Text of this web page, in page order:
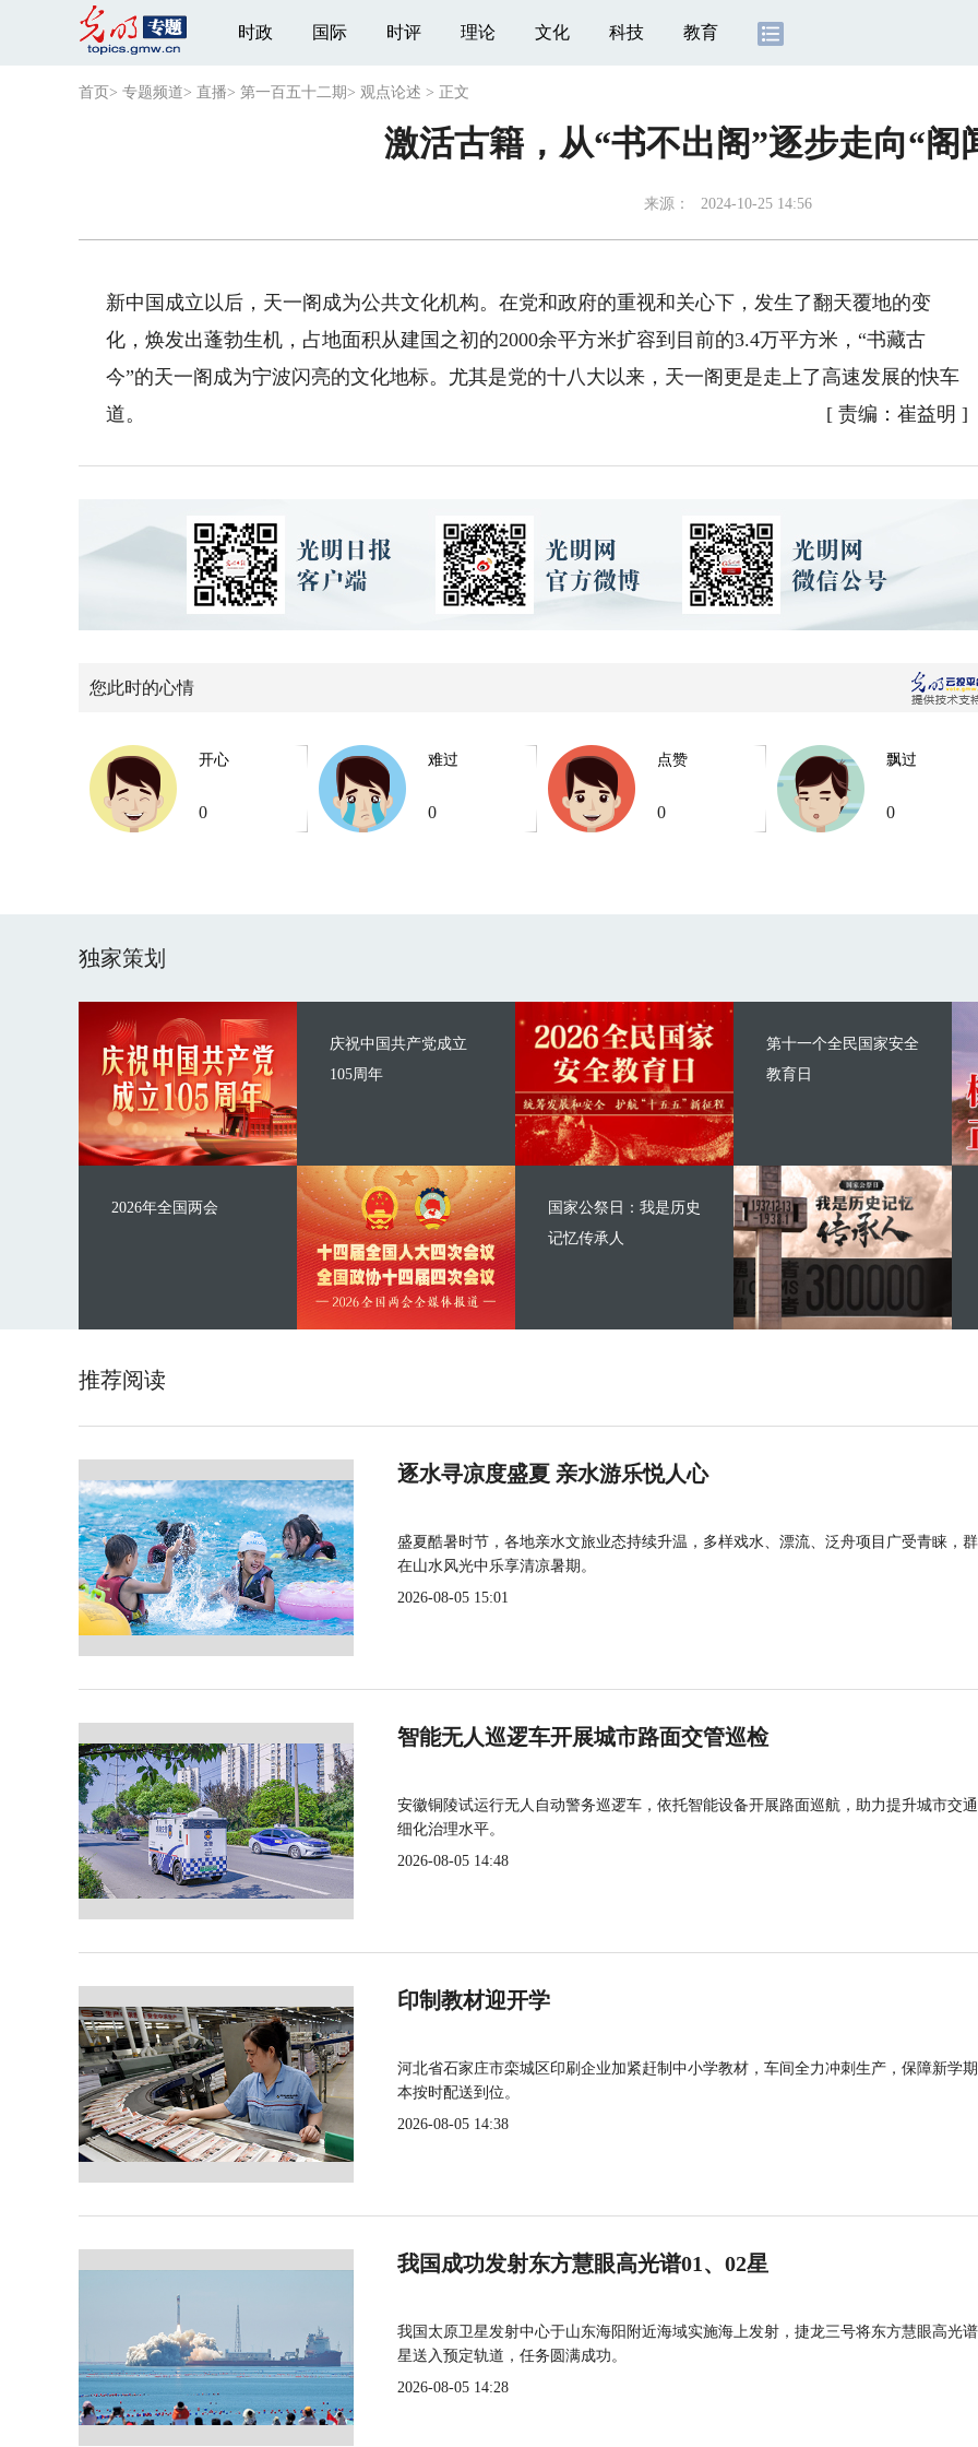
时政 国际 时评 理论 文化 科技 教育
首页 > 专题频道> 直播> 第一百五十二期> 观点论述 > 正文
激活古籍，从“书不出阁”逐步走向“阁
来源： 2024-10-25 14:56
新中国成立以后，天一阁成为公共文化机构。在党和政府的重视和关心下，发生了翻天覆地的变
化，焕发出蓬勃生机，占地面积从建国之初的2000余平方米扩容到目前的3.4万平方米，“书藏古
今”的天一阁成为宁波闪亮的文化地标。尤其是党的十八大以来，天一阁更是走上了高速发展的快车
道。
[ 责编：崔益明 ]
您此时的心情
开心
0
难过
0
点赞
0
飘过
0
独家策划
庆祝中国共产党成立
105周年
2026年全国两会
第十一个全民国家安全
教育日
国家公祭日：我是历史
记忆传承人
推荐阅读
逐水寻凉度盛夏 亲水游乐悦人心
盛夏酷暑时节，各地亲水文旅业态持续升温，多样戏水、漂流、泛舟项目广受青睐，
在山水风光中乐享清凉暑期。
2026-08-05 15:01
智能无人巡逻车开展城市路面交管巡检
安徽铜陵试运行无人自动警务巡逻车，依托智能设备开展路面巡航，助力提升城市交
细化治理水平。
2026-08-05 14:48
印制教材迎开学
河北省石家庄市栾城区印刷企业加紧赶制中小学教材，车间全力冲刺生产，保障新学
本按时配送到位。
2026-08-05 14:38
我国成功发射东方慧眼高光谱01、02星
我国太原卫星发射中心于山东海阳附近海域实施海上发射，捷龙三号将东方慧眼高光
星送入预定轨道，任务圆满成功。
2026-08-05 14:28